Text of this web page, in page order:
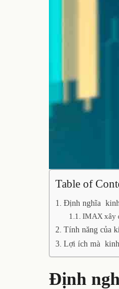
Table of
Định nghĩa
IMAX xây
Tính năng của
Lợi ích mà
Định